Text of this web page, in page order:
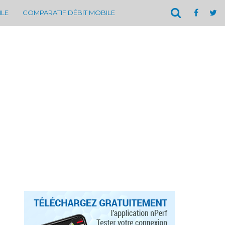
COMPARATIF DÉBIT MOBILE